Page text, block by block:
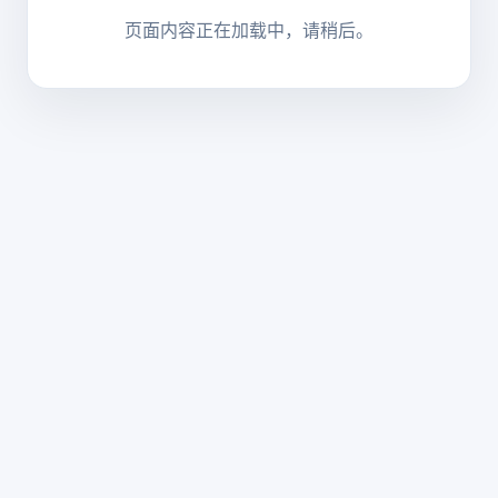
页面内容正在加载中，请稍后。